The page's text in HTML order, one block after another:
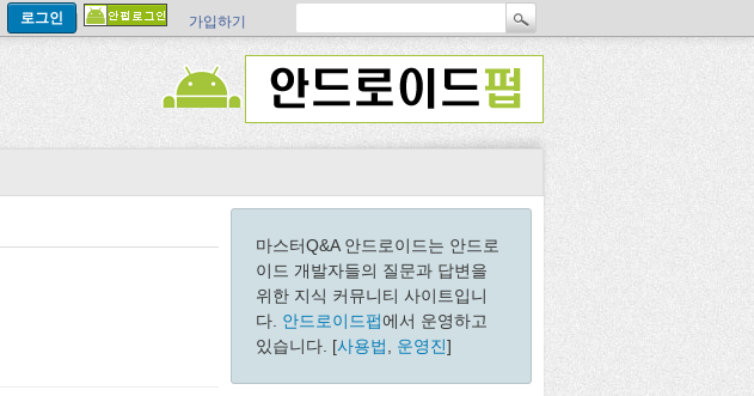
가입하기
마스터Q&A 안드로이드는 안드로
이드 개발자들의 질문과 답변을
위한 지식 커뮤니티 사이트입니
다. 안드로이드펍에서 운영하고
있습니다. [사용법 운영진]